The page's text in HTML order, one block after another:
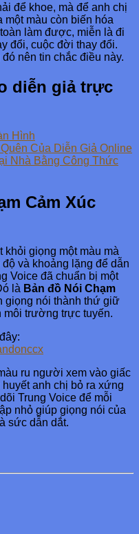
để khoe, mà để anh chị
màu còn biến hóa
làm được, miễn là đi
đổi, cuộc đời thay đổi.
nên tin chắc điều này.
diễn giả trực
Hình
Của Diễn Giả Online
Nhà Bằng Công Thức
Cảm Xúc
khỏi giọng một màu mà
và khoảng lặng để dẫn
Voice đã chuẩn bị một
là Bản đồ Nói Chạm
giọng nói thành thứ giữ
trường trực tuyến.
ru người xem vào giấc
anh chị bỏ ra xứng
Trung Voice để mỗi
nhỏ giúp giọng nói của
sức dẫn dắt.